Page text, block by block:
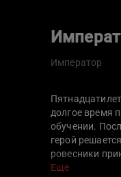
Император
долгое время
обучении.
герой
ровесники
появляется
Еще